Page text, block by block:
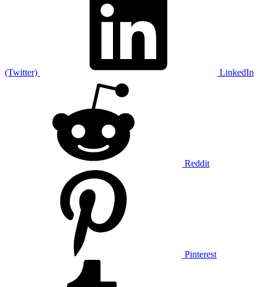
(Twitter) LinkedIn
Reddit
Pinterest